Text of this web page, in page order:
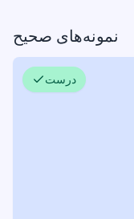
نمونه‌های صحیح
درست